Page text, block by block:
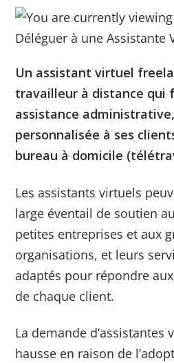
Un assistant virtuel
travailleur à distance qui
assistance
personnalisée à ses
bureau à domicile
Les assistants virtuels
large éventail de soutien
petites entreprises et aux
organisations, et leurs
adaptés pour répondre
de chaque client.
La demande d’assistantes
hausse en raison de